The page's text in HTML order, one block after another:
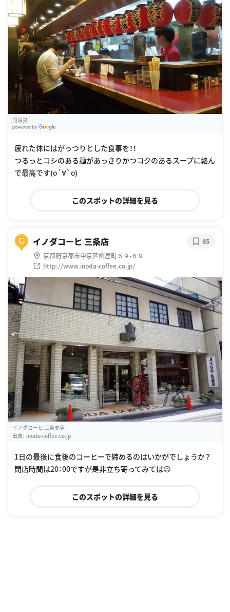
周碩亮
疲れた体にはがっつりとした食事を！！
つるっとコシのある麺があっさりかつコクのあるスープに絡ん
で最高です(о´∀`о)
このスポットの詳細を見る
G イノダコーヒ 三条店
京都府京都市中京区桝屋町６９-６９
http://www.inoda-coffee.co.jp/
85
イノダコーヒ 三条支店
出典： inoda-coffee.co.jp
1日の最後に食後のコーヒーで締めるのはいかがでしょうか？
閉店時間は20：00ですが是非立ち寄ってみては😉
このスポットの詳細を見る